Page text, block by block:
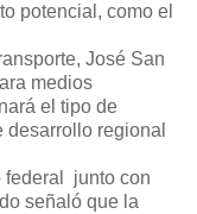
potencial, como el
José San
medios
el tipo de
regional
federal junto con
señaló que la